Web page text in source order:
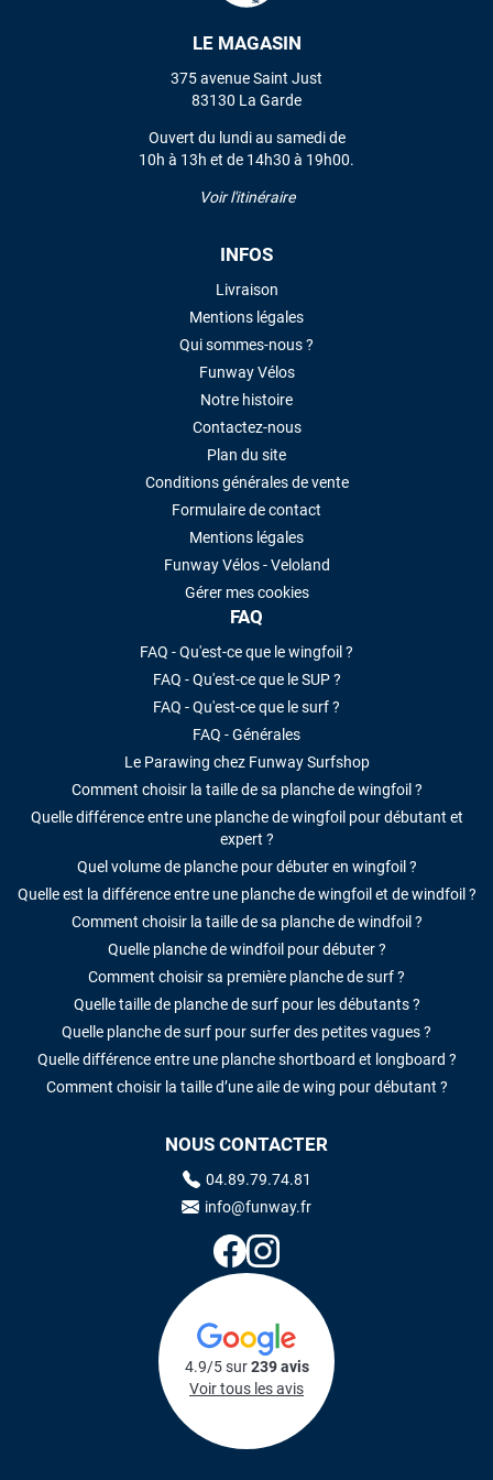
LE MAGASIN
375 avenue Saint Just
83130 La Garde
Ouvert du lundi au samedi de
10h à 13h et de 14h30 à 19h00.
Voir l'itinéraire
INFOS
Livraison
Mentions légales
Qui sommes-nous ?
Funway Vélos
Notre histoire
Contactez-nous
Plan du site
Conditions générales de vente
Formulaire de contact
Mentions légales
Funway Vélos - Veloland
Gérer mes cookies
FAQ
FAQ - Qu'est-ce que le wingfoil ?
FAQ - Qu'est-ce que le SUP ?
FAQ - Qu'est-ce que le surf ?
FAQ - Générales
Le Parawing chez Funway Surfshop
Comment choisir la taille de sa planche de wingfoil ?
Quelle différence entre une planche de wingfoil pour débutant et
expert ?
Quel volume de planche pour débuter en wingfoil ?
Quelle est la différence entre une planche de wingfoil et de windfoil ?
Comment choisir la taille de sa planche de windfoil ?
Quelle planche de windfoil pour débuter ?
Comment choisir sa première planche de surf ?
Quelle taille de planche de surf pour les débutants ?
Quelle planche de surf pour surfer des petites vagues ?
Quelle différence entre une planche shortboard et longboard ?
Comment choisir la taille d’une aile de wing pour débutant ?
NOUS CONTACTER
04.89.79.74.81
info@funway.fr
4.9/5 sur239 avis
Voir tous les avis
VOIR TOUS LES AVIS
LAISSER UN AVIS